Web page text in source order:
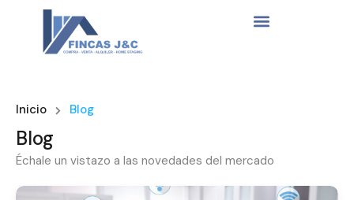
Inicio Blog
Blog
Échale un vistazo a las novedades del mercado